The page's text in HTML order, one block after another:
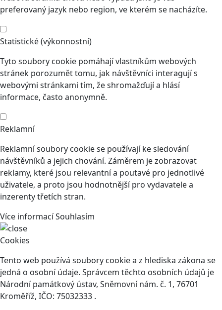
preferovaný jazyk nebo region, ve kterém se nacházíte.
Statistické (výkonnostní)
Tyto soubory cookie pomáhají vlastníkům webových
stránek porozumět tomu, jak návštěvníci interagují s
webovými stránkami tím, že shromažďují a hlásí
informace, často anonymně.
Reklamní
Reklamní soubory cookie se používají ke sledování
návštěvníků a jejich chování. Záměrem je zobrazovat
reklamy, které jsou relevantní a poutavé pro jednotlivé
uživatele, a proto jsou hodnotnější pro vydavatele a
inzerenty třetích stran.
Více informacíSouhlasím
Cookies
Tento web používá soubory cookie a z hlediska zákona se
jedná o osobní údaje. Správcem těchto osobních údajů je
Národní památkový ústav, Sněmovní nám. č. 1, 76701
Kroměříž, IČO: 75032333 .